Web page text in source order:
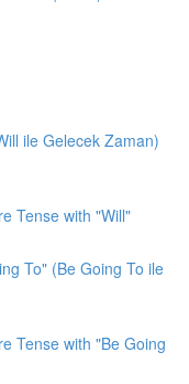
ile Gelecek Zaman)
Tense with "Will"
To" (Be Going To ile
Tense with "Be Going